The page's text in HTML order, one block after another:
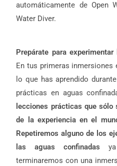
automáticamente de Open
Water Diver.
Prepárate para
En tus primeras inmersiones
lo que has aprendido
prácticas en aguas
lecciones prácticas que sólo
de la experiencia en el
Repetiremos alguno de los
las aguas confinadas ya
terminaremos con una